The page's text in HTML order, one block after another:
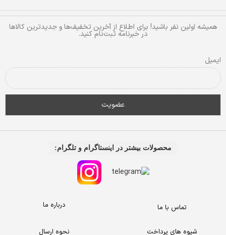
همیشه اولین نفر باشید! برای اطلاع از آخرین تخفیف‌ها و جدیدترین کالاها
در خبرنامه ثبت‌نام کنید.
ایمیل
محصولات بیشتر در اینستاگرام و تلگرام:
تماس با ما درباره ما
شیوه های پرداخت نحوه ارسال